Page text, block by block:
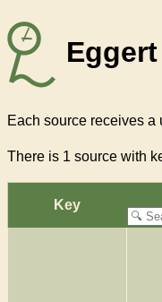
Each source receives
There is 1 source with
Key